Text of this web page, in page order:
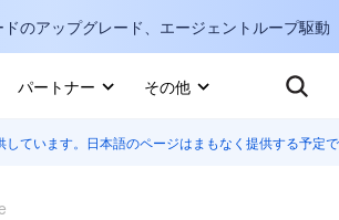
のアップグレード、エージェントループ駆動
パートナー その他
マーケットプレイス
ています。日本語のページはまもなく提供する予定